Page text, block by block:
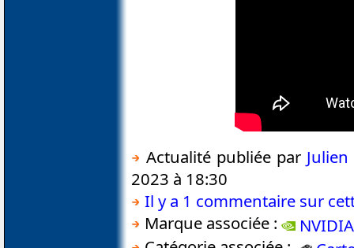
Actualité publiée par
2023 à 18:30
Il y a 1 commentaire sur
Marque associée :
NVIDIA